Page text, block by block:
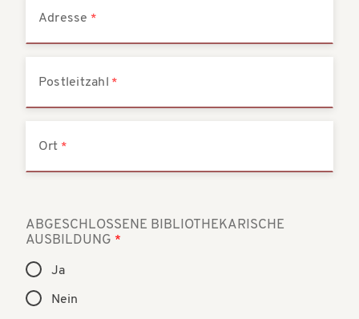
Adresse
Postleitzahl
Ort
ABGESCHLOSSENE BIBLIOTHEKARISCHE
AUSBILDUNG
Ja
Nein